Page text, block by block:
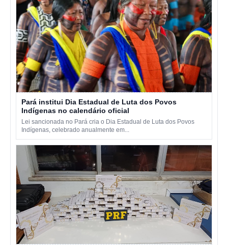
Pará institui Dia Estadual de Luta dos Povos
Indígenas no calendário oficial
Lei sancionada no Pará cria o Dia Estadual de Luta dos Povos
Indígenas, celebrado anualmente em...